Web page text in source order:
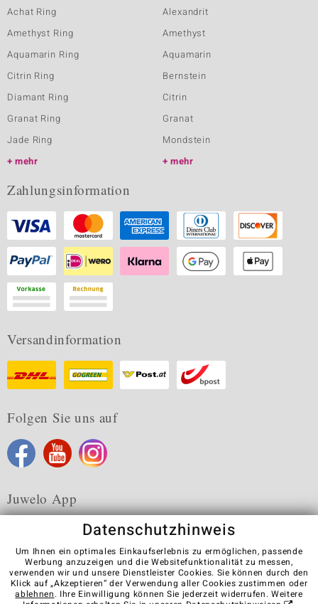
Achat Ring
Amethyst Ring
Aquamarin Ring
Citrin Ring
Diamant Ring
Granat Ring
Jade Ring
mehr
Alexandrit
Amethyst
Aquamarin
Bernstein
Citrin
Granat
Mondstein
mehr
Zahlungsinformation
Versandinformation
Folgen Sie uns auf
Juwelo App
Karriere AGB Datenschutz Cookies
Impressum
Kontakt
Vertrag widerrufen
Datenschutzhinweis
Um Ihnen ein optimales Einkaufserlebnis zu ermöglichen, passende
Werbung anzuzeigen und die Websitefunktionalität zu messen,
verwenden wir und unsere Dienstleister Cookies. Sie können durch den
Klick auf „Akzeptieren“ der Verwendung aller Cookies zustimmen oder
ablehnen. Ihre Einwilligung können Sie jederzeit widerrufen. Weitere